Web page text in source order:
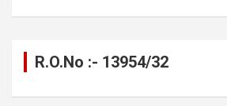
R.O.No :- 13954/32